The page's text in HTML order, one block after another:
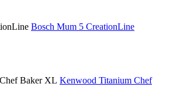
Bosch Mum 5 CreationLine
Kenwood Titanium Chef